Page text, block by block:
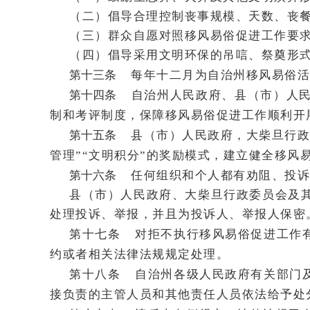
（二）倡导合理控制丧事规模、天数、丧
（三）群众自愿对照移风易俗促进工作
（四）倡导采用文明环保的吊唁、祭奠
第十三条
每年十二月为自治州移风易俗
第十四条
自治州人民政府、县（市）人
制和考评制度，保障移风易俗促进工作顺利开
第十五条
县（市）人民政府，大柴旦行
管理”“文明积分”的奖励模式，建立健全移风
第十六条
任何组织和个人都有劝阻、投
县（市）人民政府、大柴旦行政委员会及
处理投诉、举报，并且为投诉人、举报人保密
第十七条
对拒不执行移风易俗促进工作
约或者相关法律法规规定处理。
第十八条
自治州各级人民政府有关部门
接负责的主管人员和其他责任人员依法给予